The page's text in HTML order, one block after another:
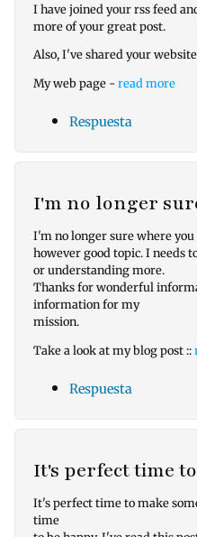
I have joined your rss feed
more of your great post.
Also, I've shared your
My web page -read more
Respuesta
I'm no longer
I'm no longer sure where
however good topic. I needs
or understanding more.
Thanks for wonderful
information for my
mission.
Take a look at my blog post ::
Respuesta
It's perfect time
It's perfect time to make
time